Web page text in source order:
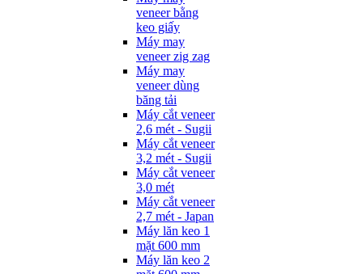
veneer bằng
keo giấy
Máy may
veneer zig zag
Máy may
veneer dùng
băng tải
Máy cắt veneer
2,6 mét - Sugii
Máy cắt veneer
3,2 mét - Sugii
Máy cắt veneer
3,0 mét
Máy cắt veneer
2,7 mét - Japan
Máy lăn keo 1
mặt 600 mm
Máy lăn keo 2